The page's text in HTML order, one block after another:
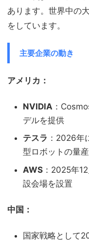
あります。世界中の
をしています。
主要企業の動き
アメリカ：
NVIDIA ：
デルを提供
テスラ ：2026年
型ロボットの量
AWS ：2025年
設会場を設置
中国：
国家戦略として